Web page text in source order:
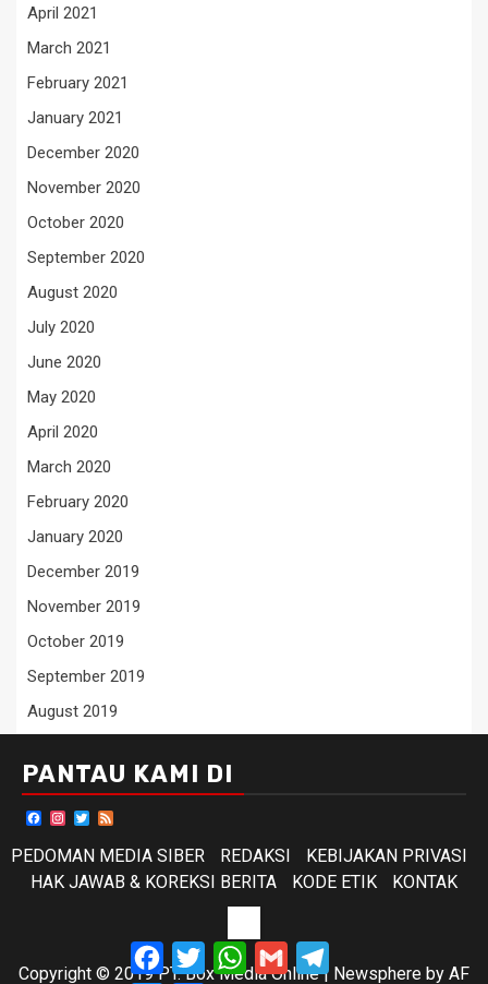
April 2021
March 2021
February 2021
January 2021
December 2020
November 2020
October 2020
September 2020
August 2020
July 2020
June 2020
May 2020
April 2020
March 2020
February 2020
January 2020
December 2019
November 2019
October 2019
September 2019
August 2019
PANTAU KAMI DI
Facebook
Instagram
Twitter
PEDOMAN MEDIA SIBER
REDAKSI
KEBIJAKAN PRIVASI
HAK JAWAB & KOREKSI BERITA
KODE ETIK KONTAK
ETIK
Copyright © 2019 PT. Box Media Online| Newsphere by AF
Facebook
TwitterWhatsApp
Gmail